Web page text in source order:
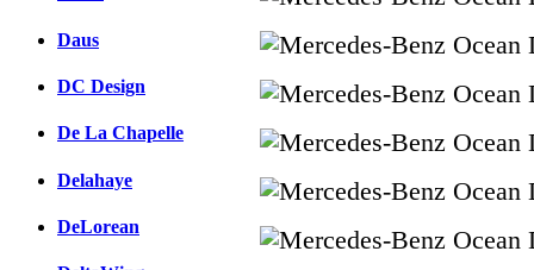
Daus
DC Design
De La Chapelle
Delahaye
DeLorean